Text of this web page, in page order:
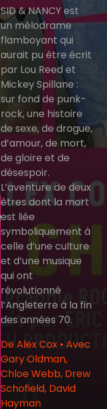
SID & NANCY est
un mélodrame
flamboyant qui
aurait pu être écrit
par Lou Reed et
Mickey Spillane :
sur fond de punk-
rock, une histoire
de sexe, de drogue,
d’amour, de mort,
de gloire et de
désespoir.
L’aventure de deux
êtres dont la mort
est liée
symboliquement à
celle d’une culture
et d’une musique
qui ont
révolutionné
l’Angleterre à la fin
des années 70.
De Alex Cox • Avec
Gary Oldman,
Chloe Webb, Drew
Schofield, David
Hayman